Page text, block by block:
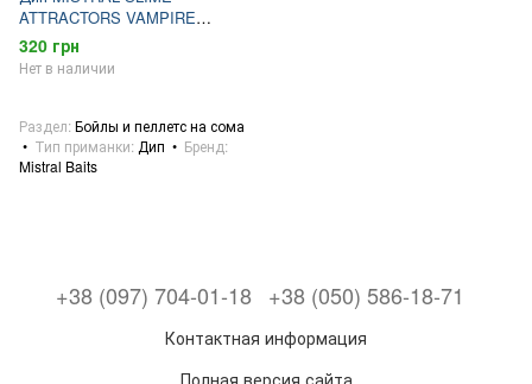
ATTRACTORS VAMPIRE
SQUID
320 грн
Нет в наличии
Раздел Бойлы и пеллетс на сома
Тип приманки Дип
Бренд
Mistral Baits
+38 (097) 704-01-18 +38 (050) 586-18-71
Контактная информация
Полная версия сайта